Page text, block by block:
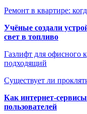
Ремонт в квартире:
Учёные создали
свет в топливо
Газлифт для офисного
подходящий
Существует ли
Как интернет-
пользователей